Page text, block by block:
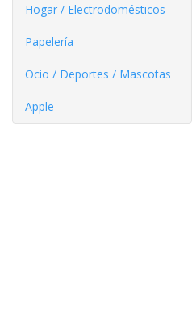
Hogar / Electrodomésticos
Papelería
Ocio / Deportes / Mascotas
Apple